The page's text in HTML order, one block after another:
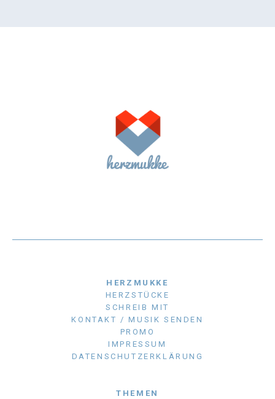
HERZMUKKE
HERZSTÜCKE
SCHREIB MIT
KONTAKT / MUSIK SENDEN
PROMO
IMPRESSUM
DATENSCHUTZERKLÄRUNG
THEMEN